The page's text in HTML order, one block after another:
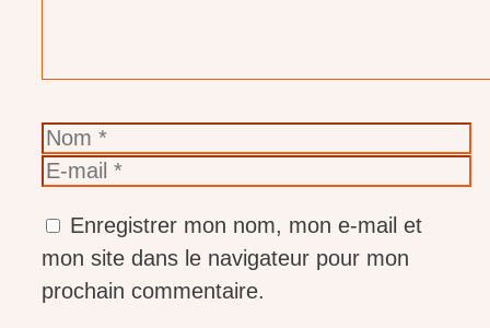
Nom
E-
Enregistrer mon nom, mon e-mail et
mon site dans le navigateur pour mon
prochain commentaire.